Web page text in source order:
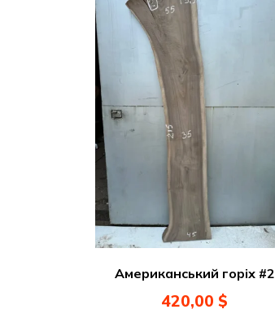
Американський горіх #2
420,00$